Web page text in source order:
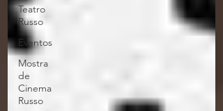
Teatro
Russo
Eventos
Mostra
de
Cinema
Russo